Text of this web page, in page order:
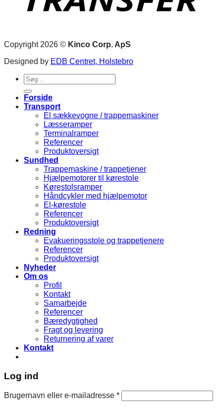
Copyright 2026 © Kinco Corp. ApS
Designed by EDB Centret, Holstebro
Søg
efter:
Forside
Transport
El sækkevogne / trappemaskiner
Læsseramper
Terminalramper
Referencer
Produktoversigt
Sundhed
Trappemaskine / trappetjener
Hjælpemotorer til kørestole
Kørestolsramper
Håndcykler med hjælpemotor
El-kørestole
Referencer
Produktoversigt
Redning
Evakueringsstole og trappetjenere
Referencer
Produktoversigt
Nyheder
Om os
Profil
Kontakt
Samarbejde
Referencer
Bæredygtighed
Fragt og levering
Returnering af varer
Kontakt
Log ind
Brugernavn eller e-mailadresse *